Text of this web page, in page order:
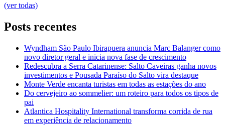
(ver todas)
Posts recentes
Wyndham São Paulo Ibirapuera anuncia Marc Balanger como
novo diretor geral e inicia nova fase de crescimento
Redescubra a Serra Catarinense: Salto Caveiras ganha novos
investimentos e Pousada Paraíso do Salto vira destaque
Monte Verde encanta turistas em todas as estações do ano
Do cervejeiro ao sommelier: um roteiro para todos os tipos de
pai
Atlantica Hospitality International transforma corrida de rua
em experiência de relacionamento